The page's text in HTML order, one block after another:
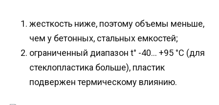
жесткость ниже, поэтому объемы меньше,
чем у бетонных, стальных емкостей;
ограниченный диапазон t° -40… +95 °C (для
стеклопластика больше), пластик
подвержен термическому влиянию.